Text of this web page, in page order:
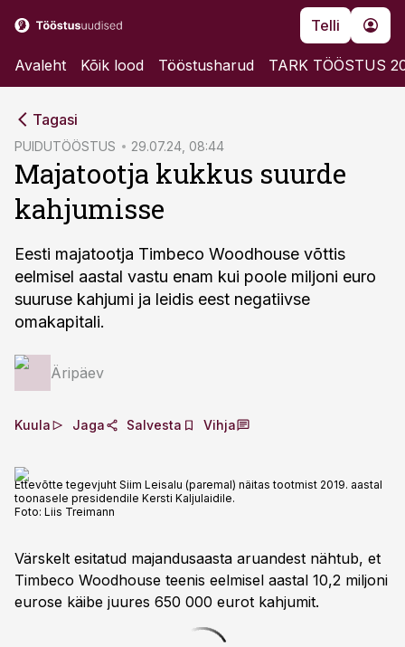
Telli
Avaleht Kõik lood Tööstusharud TARK TÖÖSTUS
Tagasi
PUIDUTÖÖSTUS 29.07.24, 08:44
Majatootja kukkus suurde
kahjumisse
Eesti majatootja Timbeco Woodhouse võttis
eelmisel aastal vastu enam kui poole miljoni euro
suuruse kahjumi ja leidis eest negatiivse
omakapitali.
Äripäev
Kuula Jaga Salvesta Vihja
Ettevõtte tegevjuht Siim Leisalu (paremal) näitas tootmist 2019. aastal
toonasele presidendile Kersti Kaljulaidile.
Foto: Liis Treimann
Värskelt esitatud majandusaasta aruandest nähtub, et
Timbeco Woodhouse teenis eelmisel aastal 10,2 miljoni
eurose käibe juures 650 000 eurot kahjumit.